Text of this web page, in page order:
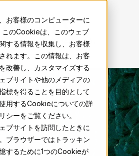
お客様のコンピューターに
のCookieは、このウェブ
する情報を収集し、お客様
れます。この情報は、お客
改善し、カスタマイズする
ブサイトや他のメディアの
標を得ることを目的として
用するCookieについての詳
シーをご覧ください。
ブサイトを訪問したときに
ブラウザーではトラッキン
するために1つのCookieが
サンミゲルの魅力を体験しよう。